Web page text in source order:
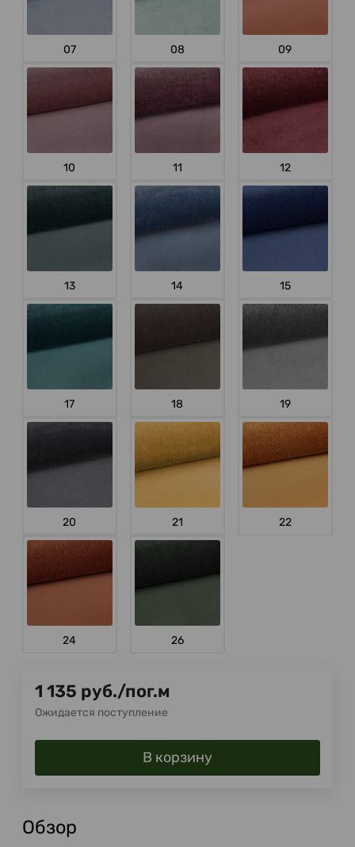
07 08 09
10 11 12
13 14 15
17 18 19
20 21 22
24 26
1 135 руб./пог.м
Ожидается поступление
В корзину
Обзор